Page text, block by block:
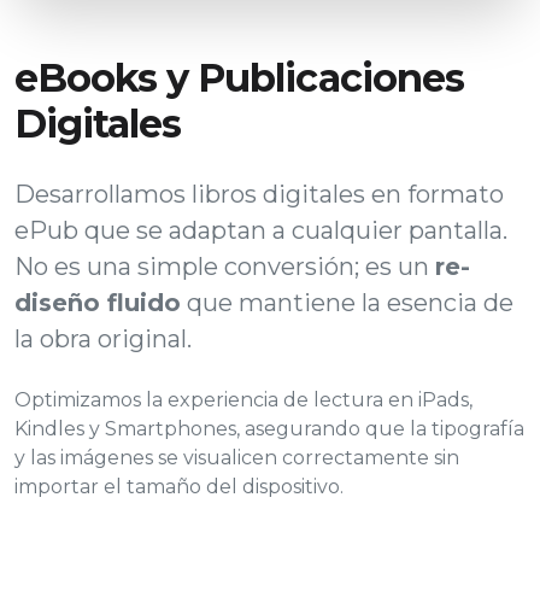
eBooks y Publicaciones
Digitales
Desarrollamos libros digitales en formato
ePub que se adaptan a cualquier pantalla.
No es una simple conversión; es un re-
diseño fluido que mantiene la esencia de
la obra original.
Optimizamos la experiencia de lectura en iPads,
Kindles y Smartphones, asegurando que la tipografía
y las imágenes se visualicen correctamente sin
importar el tamaño del dispositivo.